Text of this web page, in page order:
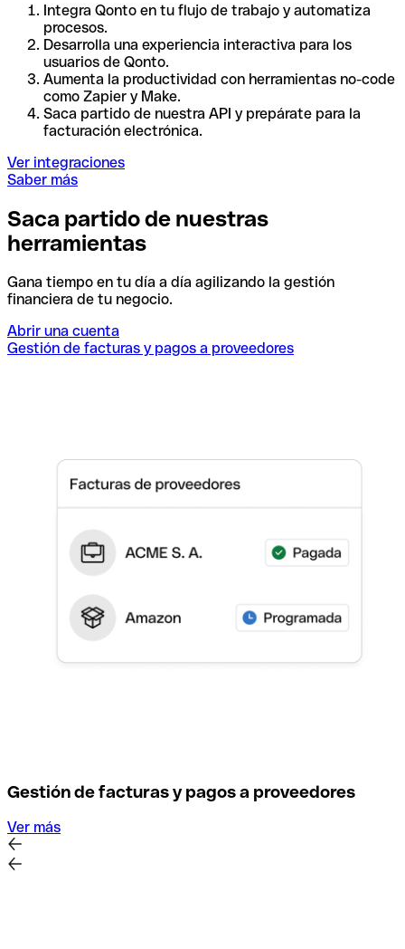
Integra Qonto en tu flujo de trabajo y automatiza
procesos.
Desarrolla una experiencia interactiva para los
usuarios de Qonto.
Aumenta la productividad con herramientas no-code
como Zapier y Make.
Saca partido de nuestra API y prepárate para la
facturación electrónica.
Ver integraciones
Saber más
Saca partido de nuestras
herramientas
Gana tiempo en tu día a día agilizando la gestión
financiera de tu negocio.
Abrir una cuenta
Gestión de facturas y pagos a proveedores
Gestión de facturas y pagos a proveedores
Ver más